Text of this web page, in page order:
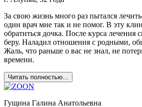
За свою жизнь много раз пытался
один врач мне так и не помог. В эту
обратиться дочка. После курса лечения
беру. Наладил отношения с родными,
Жаль, что раньше о вас не знал, не
времени.
Читать полностью...
Гущина Галина Анатольевна